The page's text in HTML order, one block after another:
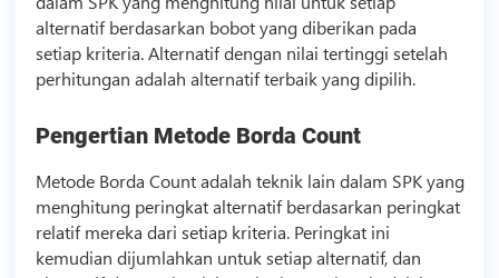
alternatif berdasarkan bobot yang diberikan pada
setiap kriteria. Alternatif dengan nilai tertinggi setelah
perhitungan adalah alternatif terbaik yang dipilih.
Pengertian Metode Borda Count
Metode Borda Count adalah teknik lain dalam SPK yang
menghitung peringkat alternatif berdasarkan peringkat
relatif mereka dari setiap kriteria. Peringkat ini
kemudian dijumlahkan untuk setiap alternatif, dan